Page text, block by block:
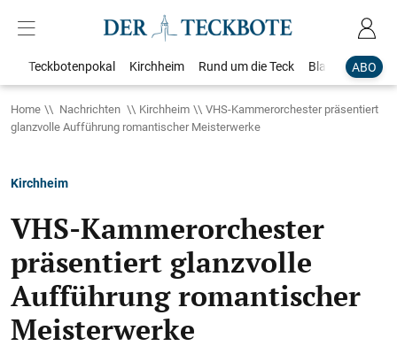
ABO
Teckbotenpokal Kirchheim Rund um die Teck Blaulicht
Home Nachrichten Kirchheim
VHS-Kammerorchester präsentiert
glanzvolle Aufführung romantischer Meisterwerke
Kirchheim
VHS-Kammerorchester
präsentiert glanzvolle
Aufführung romantischer
Meisterwerke